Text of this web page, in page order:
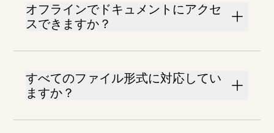
オフラインでドキュメントにアクセ
スできますか？
すべてのファイル形式に対応してい
ますか？